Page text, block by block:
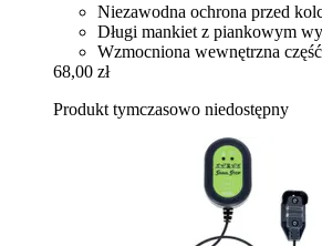
Niezawodna ochrona przed
Długi mankiet z piankowym
Wzmocniona wewnętrzna
68,00 zł
Produkt tymczasowo niedostępny